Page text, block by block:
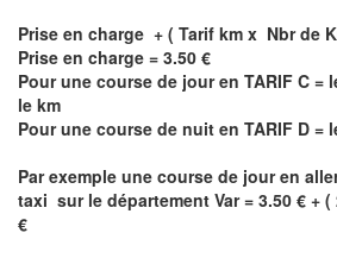
Prise en charge + ( Tarif km x Nbr de
Prise en charge = 3.50 €
Pour une course de jour en TARIF C =
le km
Pour une course de nuit en TARIF D =
Par exemple une course de jour en
taxi sur le département Var= 3.50 € + (
€